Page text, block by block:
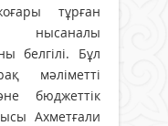
тұрған
белгілі. Бұл
мәліметті
бюджеттік
Ахметғали